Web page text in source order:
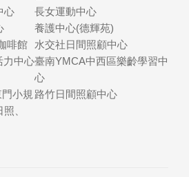
心
長女運動中心
養護中心(德輝苑)
啡館
水交社日間照顧中心
力中心臺南YMCA中西區樂齡學習中
心
小規
、
路竹日間照顧中心